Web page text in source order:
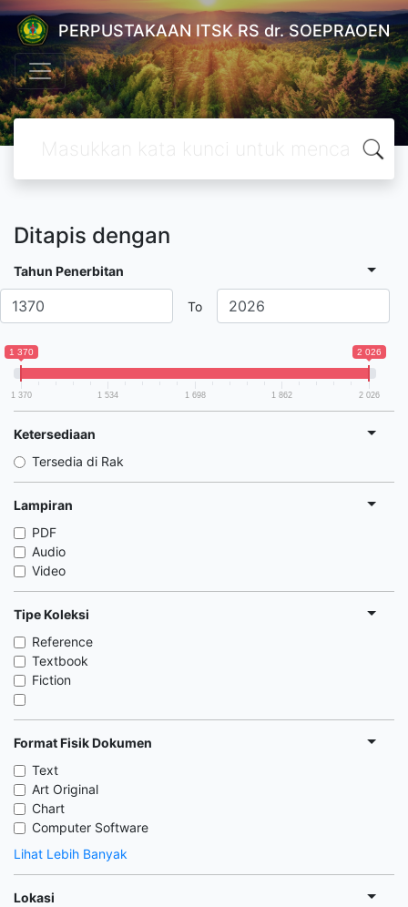
PERPUSTAKAAN ITSK RS dr. SOEPRAOEN
Ditapis dengan
Tahun Penerbitan
To
1 370 2 026
1 370 1 534 1 698 1 862 2 026
Ketersediaan
Tersedia di Rak
Lampiran
PDF
Audio
Video
Tipe Koleksi
Reference
Textbook
Fiction
Format Fisik Dokumen
Text
Art Original
Chart
Computer Software
Lihat Lebih Banyak
Lokasi